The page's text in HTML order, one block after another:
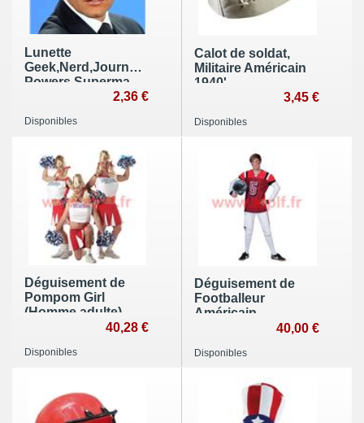
Lunette
Geek,Nerd,Journaliste,Clark,Austin
Powers,Superman,Super
2,36 €
Disponibles
Calot de soldat,
Militaire Américain
1940'
3,45 €
Disponibles
Déguisement de
Pompom Girl
(Homme adulte)
40,28 €
Disponibles
Déguisement de
Footballeur
Américain,
Quarterback (H)40,00 €
Disponibles